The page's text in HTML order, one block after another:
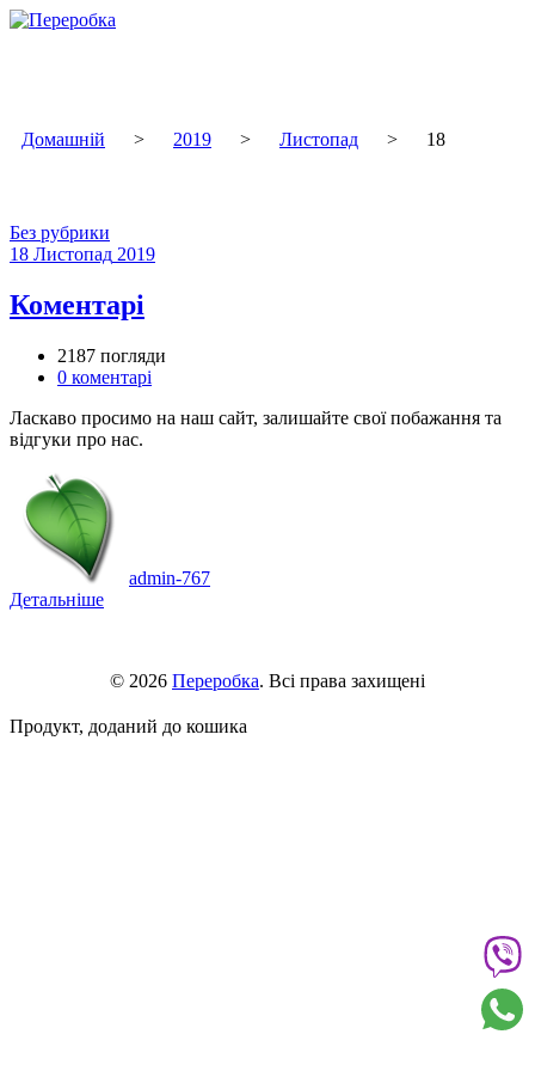
Перейти
Домашній > 2019 > Листопад > 18
Без рубрики
18 Листопад 2019
Коментарі
2187 погляди
0 коментарі
Ласкаво просимо на наш сайт, залишайте свої побажання та
відгуки про нас.
admin-767
Детальніше
© 2026 Переробка. Всі права захищені
Продукт, доданий до кошика